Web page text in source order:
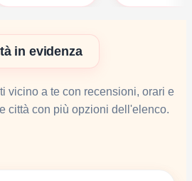
in evidenza
vicino a te con recensioni, orari e
città con più opzioni dell'elenco.